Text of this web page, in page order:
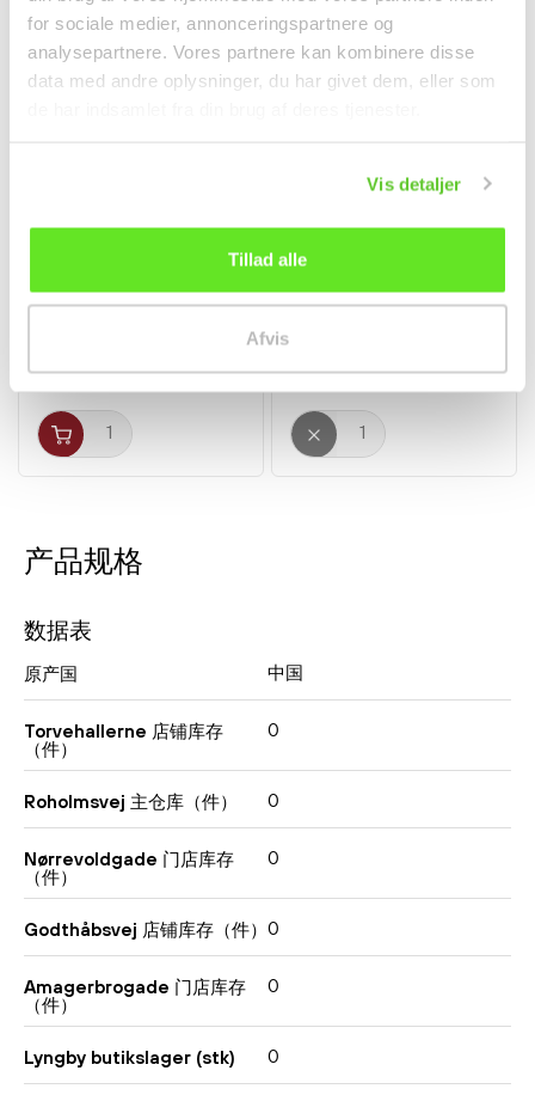
for sociale medier, annonceringspartnere og
analysepartnere. Vores partnere kan kombinere disse
data med andre oplysninger, du har givet dem, eller som
Vis detaljer
Tillad alle
Afvis
产品规格
数据表
原产国 中国
Torvehallerne 店铺库存
（件）
0
Roholmsvej 主仓库（件） 0
Nørrevoldgade 门店库存
（件）
0
Godthåbsvej 店铺库存（件） 0
Amagerbrogade 门店库存
（件）
0
Lyngby butikslager (stk) 0
Soyasauce 500ml LKK
kr38.00
1stk Jade Temple
kr148.00